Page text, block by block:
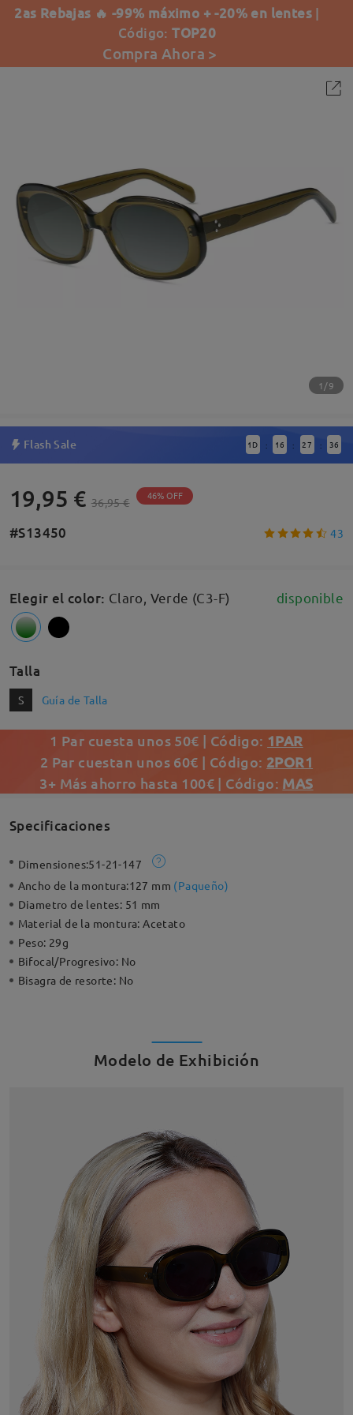
2as Rebajas 🔥 -99% máximo + -20% en lentes |
Código:TOP20
Compra Ahora >
1/9
Flash Sale 1 D : 16 : 27 : 36
19,95 € 36,95 € 46% OFF
#S13450 43
Elegir el color: Claro, Verde (C3-F) disponible
Talla
S Guía de Talla
1 Par cuesta unos 50€ | Código: 1PAR
2 Par cuestan unos 60€ | Código: 2POR1
3+ Más ahorro hasta 100€ | Código: MAS
Specificaciones
Dimensiones:51-21-147
Ancho de la montura:127 mm (Paqueño)
Diametro de lentes: 51 mm
Material de la montura:Acetato
Peso: 29g
Bifocal/Progresivo: No
Bisagra de resorte: No
Modelo de Exhibición